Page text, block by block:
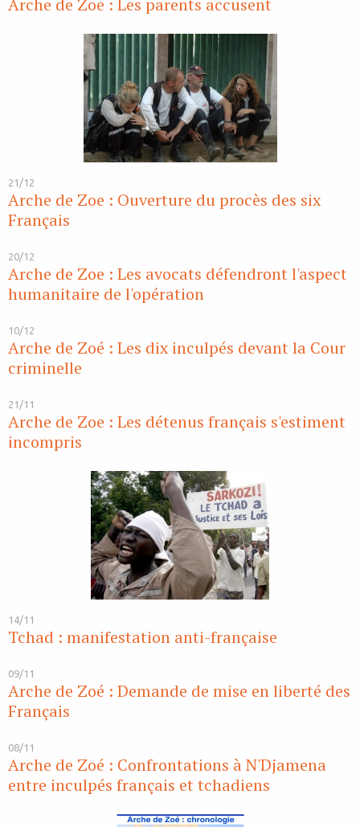
Arche de Zoe : Les parents accusent
21/12
Arche de Zoe : Ouverture du procès des six
Français
20/12
Arche de Zoe : Les avocats défendront l'aspect
humanitaire de l'opération
10/12
Arche de Zoé : Les dix inculpés devant la Cour
criminelle
21/11
Arche de Zoe : Les détenus français s'estiment
incompris
14/11
Tchad : manifestation anti-française
09/11
Arche de Zoé : Demande de mise en liberté des
Français
08/11
Arche de Zoé : Confrontations à N'Djamena
entre inculpés français et tchadiens